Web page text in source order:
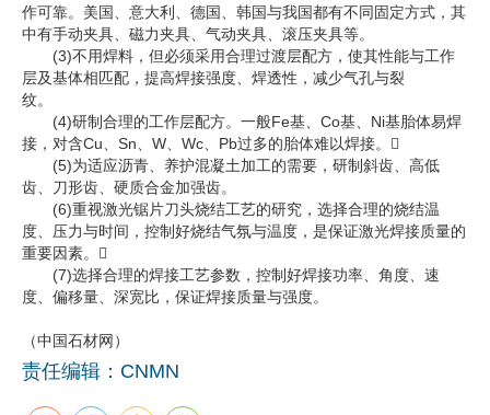
作可靠。美国、意大利、德国、韩国与我国都有不同固定方式，其
中有手动夹具、磁力夹具、气动夹具、滚压夹具等。
(3)不用焊料，但必须采用合理过渡层配方，使其性能与工作
层及基体相匹配，提高焊接强度、焊透性，减少气孔与裂
纹。
(4)研制合理的工作层配方。一般Fe基、Co基、Ni基胎体易焊
接，对含Cu、Sn、W、Wc、Pb过多的胎体难以焊接。
(5)为适应沥青、养护混凝土加工的需要，研制斜齿、高低
齿、刀形齿、硬质合金加强齿。
(6)重视激光锯片刀头烧结工艺的研究，选择合理的烧结温
度、压力与时间，控制好烧结气氛与温度，是保证激光焊接质量的
重要因素。
(7)选择合理的焊接工艺参数，控制好焊接功率、角度、速
度、偏移量、深宽比，保证焊接质量与强度。
（中国石材网）
责任编辑：CNMN